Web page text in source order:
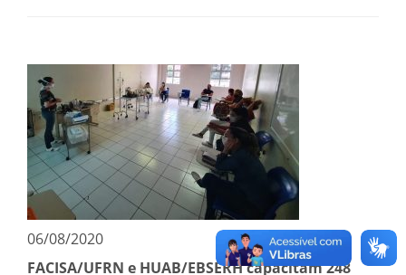
06/08/2020
FACISA/UFRN e HUAB/EBSERH capacitam 248